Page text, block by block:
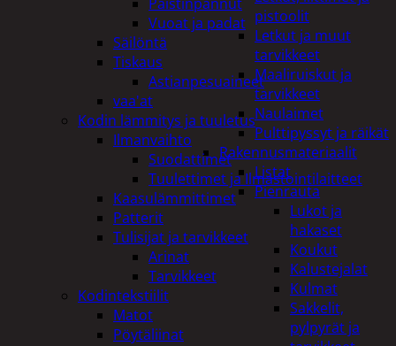
pistoolit
Letkut ja muut
tarvikkeet
Maaliruiskut ja
tarvikkeet
Naulaimet
Pulttipyssyt ja räikät
Rakennusmateriaalit
Listat
Pienrauta
Lukot ja
hakaset
Koukut
Kalustejalat
Kulmat
Sakkelit,
pylpyrät ja
Vuoat ja padat
Säilöntä
Tiskaus
Astianpesuaineet
vaa'at
Kodin lämmitys ja tuuletus
Ilmanvaihto
Suodattimet
Tuulettimet ja Ilmastointilaitteet
Kaasulämmittimet
Patterit
Tulisijat ja tarvikkeet
Arinat
Tarvikkeet
Kodintekstiilit
Matot
Pöytäliinat